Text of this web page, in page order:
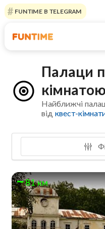
FUNTIME В TELEGRAM
Палаци
Найближчі
відквест-
81 км